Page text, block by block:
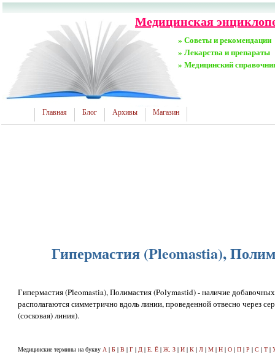
Медицинская
» Советы и рекомендации
» Лекарства и препараты
» Медицинский
Главная Блог Архивы Магазин
Гипермастия (Pleomastia),
Гипермастия (Pleomastia), Полимастия (Polymastid) - наличие
располагаются симметрично вдоль линии, проведенной отвесно через
(сосковая) линия).
Медицинские термины на букву А | Б | В | Г | Д | Е, Ё | Ж, З | И | К | Л | М | Н | О | П | Р | С | Т |